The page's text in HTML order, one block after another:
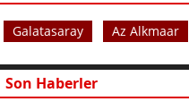
Galatasaray Az Alkmaar
Son Haberler